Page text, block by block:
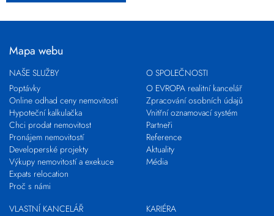
Mapa webu
NAŠE SLUŽBY
Poptávky
Online odhad ceny nemovitosti
Hypoteční kalkulačka
Chci prodat nemovitost
Pronájem nemovitostí
Developerské projekty
Výkupy nemovitostí a exekuce
Expats relocation
Proč s námi
O SPOLEČNOSTI
O EVROPA realitní kancelář
Zpracování osobních údajů
Vnitřní oznamovací systém
Partneři
Reference
Aktuality
Média
VLASTNÍ KANCELÁŘ
KARIÉRA